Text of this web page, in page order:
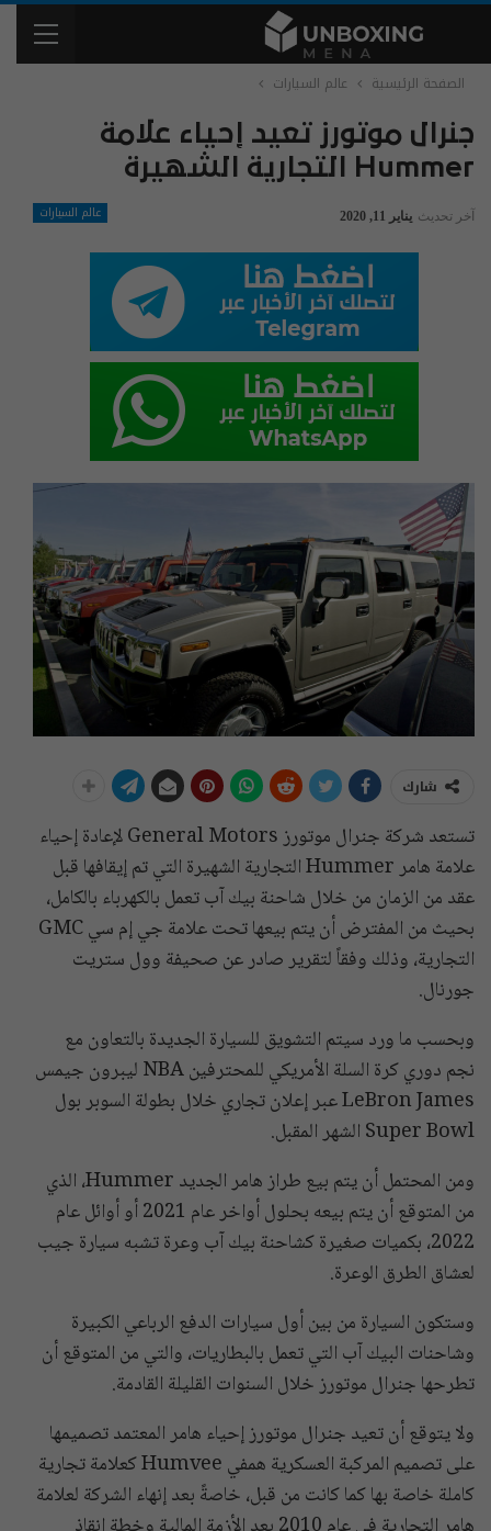
الصفحة الرئيسية عالم السيارات
جنرال موتورز تعيد إحياء علامة
Hummer التجارية الشهيرة
عالم السيارات آخر تحديث يناير 11, 2020
شارك
تستعد شركة جنرال موتورز General Motors لإعادة إحياء
علامة هامر Hummer التجارية الشهيرة التي تم إيقافها قبل
عقد من الزمان من خلال شاحنة بيك آب تعمل بالكهرباء بالكامل،
بحيث من المفترض أن يتم بيعها تحت علامة جي إم سي GMC
التجارية، وذلك وفقاً لتقرير صادر عن صحيفة وول ستريت
جورنال.
وبحسب ما ورد سيتم التشويق للسيارة الجديدة بالتعاون مع
نجم دوري كرة السلة الأمريكي للمحترفين NBA ليبرون جيمس
LeBron James عبر إعلان تجاري خلال بطولة السوبر بول
Super Bowl الشهر المقبل.
ومن المحتمل أن يتم بيع طراز هامر الجديد Hummer، الذي
من المتوقع أن يتم بيعه بحلول أواخر عام 2021 أو أوائل عام
2022، بكميات صغيرة كشاحنة بيك آب وعرة تشبه سيارة جيب
لعشاق الطرق الوعرة.
وستكون السيارة من بين أول سيارات الدفع الرباعي الكبيرة
وشاحنات البيك آب التي تعمل بالبطاريات، والتي من المتوقع أن
تطرحها جنرال موتورز خلال السنوات القليلة القادمة.
ولا يتوقع أن تعيد جنرال موتورز إحياء هامر المعتمد تصميمها
على تصميم المركبة العسكرية همفي Humvee كعلامة تجارية
كاملة خاصة بها كما كانت من قبل، خاصةً بعد إنهاء الشركة لعلامة